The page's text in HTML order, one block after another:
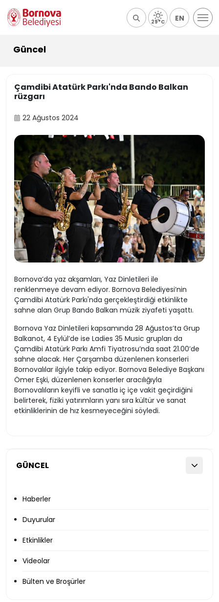
29°C EN
Güncel
GÜNCEL
Haberler
Duyurular
Etkinlikler
Videolar
Bülten ve Broşürler
Çamdibi Atatürk Parkı'nda Bando Balkan
rüzgarı
22 Ağustos 2024
Bornova’da yaz akşamları, Yaz Dinletileri ile
renklenmeye devam ediyor. Bornova Belediyesi’nin
Çamdibi Atatürk Parkı'nda gerçekleştirdiği etkinlikte
sahne alan Grup Bando Balkan müzik ziyafeti yaşattı.
Bornova Yaz Dinletileri kapsamında 28 Ağustos’ta Grup
Balkanot, 4 Eylül’de ise Ladies 35 Music grupları da
Çamdibi Atatürk Parkı Amfi Tiyatrosu’nda saat 21.00’de
sahne alacak. Her Çarşamba düzenlenen konserleri
Bornovalılar ilgiyle takip ediyor. Bornova Belediye Başkanı
Ömer Eşki, düzenlenen konserler aracılığıyla
Bornovalıların keyifli ve sanatla iç içe vakit geçirdiğini
belirterek, fiziki yatırımların yanı sıra kültür ve sanat
etkinliklerinin de hız kesmeyeceğini söyledi.